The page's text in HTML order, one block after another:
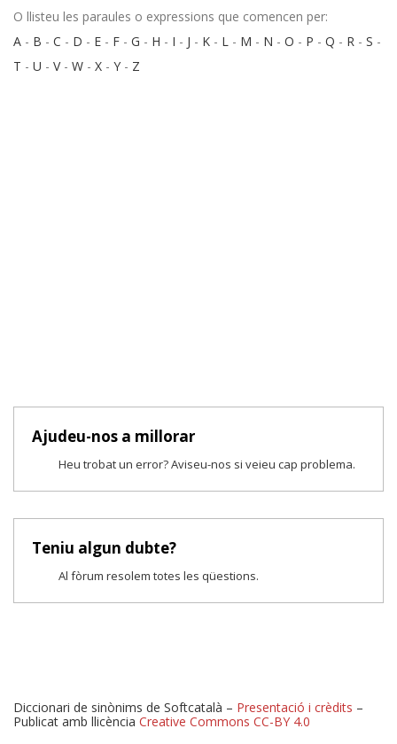
O llisteu les paraules o expressions que comencen per:
A - B - C - D - E - F - G - H - I - J - K - L - M - N - O - P - Q - R - S -
T - U - V- W - X - Y - Z
Ajudeu-nos a millorar
Heu trobat un error? Aviseu-nos si veieu cap problema.
Teniu algun dubte?
Al fòrum resolem totes les qüestions.
Diccionari de sinònims de Softcatalà – Presentació i crèdits –
Publicat amb llicència Creative Commons CC-BY 4.0